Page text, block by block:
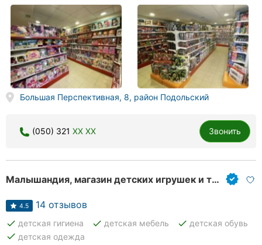
Большая Перспективная, 8, район Подольский
(050) 321 XX XX Звонить
Малышандия, магазин детских игрушек и товаров
4.5 14 отзывов
done детская гигиена done детская мебель done детская обувь
done детская одежда